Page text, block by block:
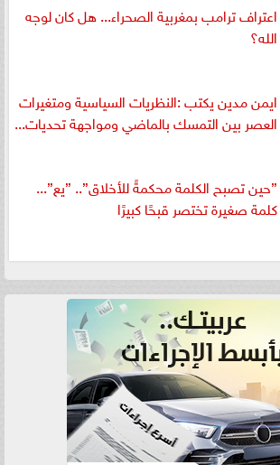
اعتراف ترامب بمغربية الصحراء... هل كان لوجه
الله؟
ايمن مدين يكتب :النظريات السياسية ومتغيرات
العصر بين التمسك بالماضي ومواجهة تحديات...
”حين تصبح الكلمة محكمةً للأخلاق”.. ”يع”...
كلمة صغيرة تختصر قبحًا كبيرًا